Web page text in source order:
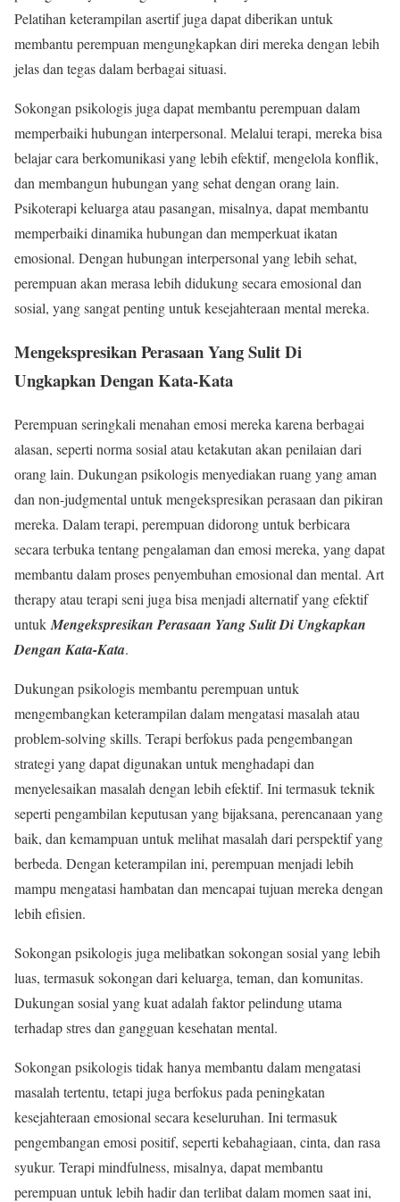
Pelatihan keterampilan asertif juga dapat diberikan untuk
membantu perempuan mengungkapkan diri mereka dengan lebih
jelas dan tegas dalam berbagai situasi.
Sokongan psikologis juga dapat membantu perempuan dalam
memperbaiki hubungan interpersonal. Melalui terapi, mereka bisa
belajar cara berkomunikasi yang lebih efektif, mengelola konflik,
dan membangun hubungan yang sehat dengan orang lain.
Psikoterapi keluarga atau pasangan, misalnya, dapat membantu
memperbaiki dinamika hubungan dan memperkuat ikatan
emosional. Dengan hubungan interpersonal yang lebih sehat,
perempuan akan merasa lebih didukung secara emosional dan
sosial, yang sangat penting untuk kesejahteraan mental mereka.
Mengekspresikan Perasaan Yang Sulit Di
Ungkapkan Dengan Kata-Kata
Perempuan seringkali menahan emosi mereka karena berbagai
alasan, seperti norma sosial atau ketakutan akan penilaian dari
orang lain. Dukungan psikologis menyediakan ruang yang aman
dan non-judgmental untuk mengekspresikan perasaan dan pikiran
mereka. Dalam terapi, perempuan didorong untuk berbicara
secara terbuka tentang pengalaman dan emosi mereka, yang dapat
membantu dalam proses penyembuhan emosional dan mental. Art
therapy atau terapi seni juga bisa menjadi alternatif yang efektif
untuk Mengekspresikan Perasaan Yang Sulit Di Ungkapkan
Dengan Kata-Kata.
Dukungan psikologis membantu perempuan untuk
mengembangkan keterampilan dalam mengatasi masalah atau
problem-solving skills. Terapi berfokus pada pengembangan
strategi yang dapat digunakan untuk menghadapi dan
menyelesaikan masalah dengan lebih efektif. Ini termasuk teknik
seperti pengambilan keputusan yang bijaksana, perencanaan yang
baik, dan kemampuan untuk melihat masalah dari perspektif yang
berbeda. Dengan keterampilan ini, perempuan menjadi lebih
mampu mengatasi hambatan dan mencapai tujuan mereka dengan
lebih efisien.
Sokongan psikologis juga melibatkan sokongan sosial yang lebih
luas, termasuk sokongan dari keluarga, teman, dan komunitas.
Dukungan sosial yang kuat adalah faktor pelindung utama
terhadap stres dan gangguan kesehatan mental.
Sokongan psikologis tidak hanya membantu dalam mengatasi
masalah tertentu, tetapi juga berfokus pada peningkatan
kesejahteraan emosional secara keseluruhan. Ini termasuk
pengembangan emosi positif, seperti kebahagiaan, cinta, dan rasa
syukur. Terapi mindfulness, misalnya, dapat membantu
perempuan untuk lebih hadir dan terlibat dalam momen saat ini,